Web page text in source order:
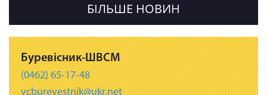
БІЛЬШЕ НОВИН
Буревісник-ШВСМ
(0462) 65-17-48
vcburevestnik@ukr.net